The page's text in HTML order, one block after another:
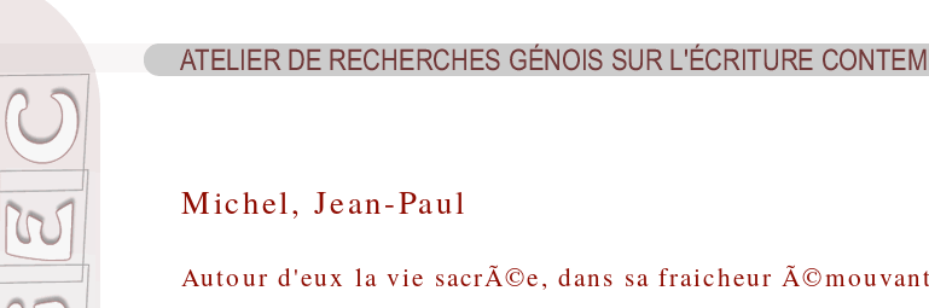
Michel, Jean-Paul
Autour d'eux la vie sacrÃ©e, dans sa fraicheur